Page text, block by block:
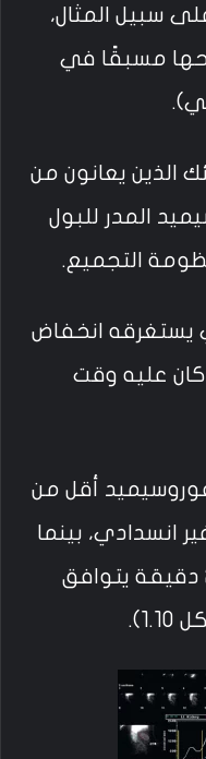
سبيل المثال،
مسبقًا في
الذين يعانون من
المدر للبول
التجميع.
انخفاض
50% عما كان عليه وقت
أقل من
انسدادي، بينما
نصف زمن تصفية أكثر من 20 دقيقة يتوافق